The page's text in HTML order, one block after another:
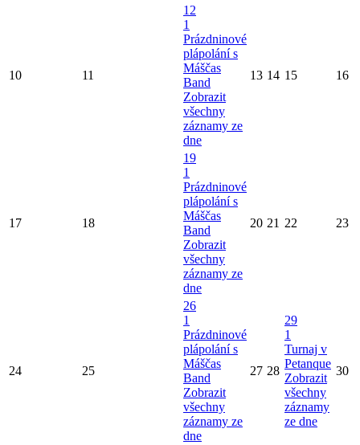
10 11
12
1
Prázdninové
plápolání s
Máščas
Band
Zobrazit
všechny
záznamy ze
dne
13 14 15 16
17 18
19
1
Prázdninové
plápolání s
Máščas
Band
Zobrazit
všechny
záznamy ze
dne
20 21 22 23
24 25
26
1
Prázdninové
plápolání s
Máščas
Band
Zobrazit
všechny
záznamy ze
dne
27 28
29
1
Turnaj v
Petanque
Zobrazit
všechny
záznamy
ze dne
30